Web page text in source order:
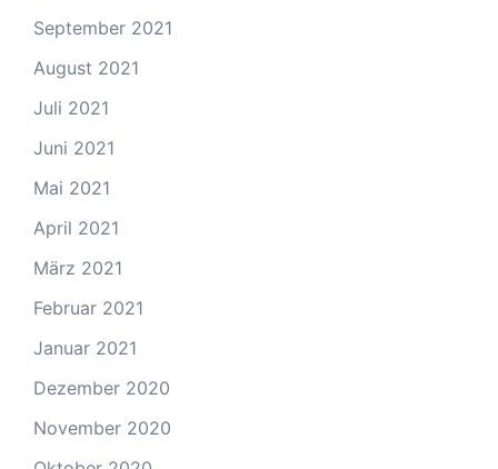
September 2021
August 2021
Juli 2021
Juni 2021
Mai 2021
April 2021
März 2021
Februar 2021
Januar 2021
Dezember 2020
November 2020